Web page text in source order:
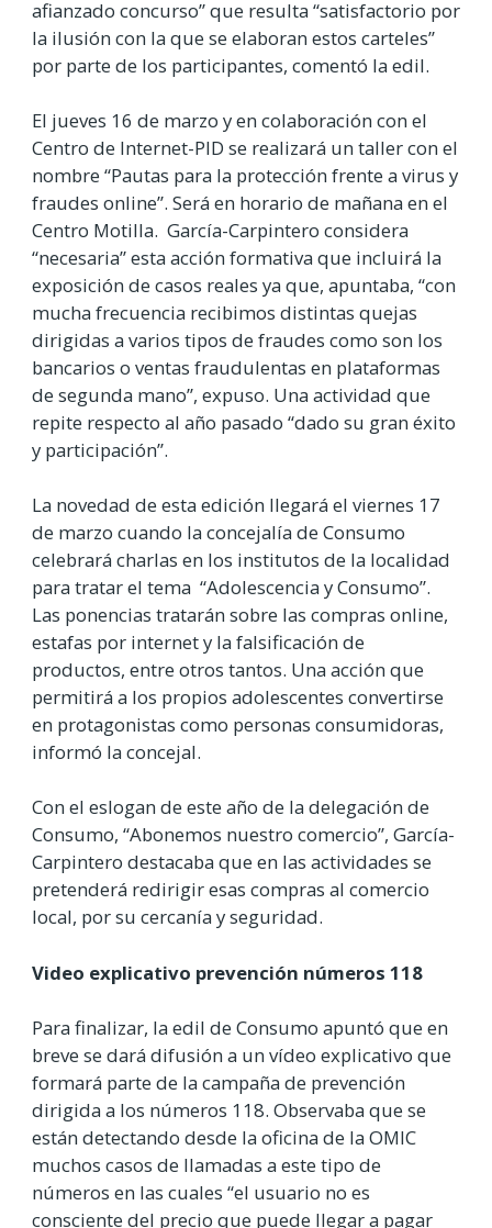
afianzado concurso” que resulta “satisfactorio por
la ilusión con la que se elaboran estos carteles”
por parte de los participantes, comentó la edil.
El jueves 16 de marzo y en colaboración con el
Centro de Internet-PID se realizará un taller con el
nombre “Pautas para la protección frente a virus y
fraudes online”. Será en horario de mañana en el
Centro Motilla. García-Carpintero considera
“necesaria” esta acción formativa que incluirá la
exposición de casos reales ya que, apuntaba, “con
mucha frecuencia recibimos distintas quejas
dirigidas a varios tipos de fraudes como son los
bancarios o ventas fraudulentas en plataformas
de segunda mano”, expuso. Una actividad que
repite respecto al año pasado “dado su gran éxito
y participación”.
La novedad de esta edición llegará el viernes 17
de marzo cuando la concejalía de Consumo
celebrará charlas en los institutos de la localidad
para tratar el tema “Adolescencia y Consumo”.
Las ponencias tratarán sobre las compras online,
estafas por internet y la falsificación de
productos, entre otros tantos. Una acción que
permitirá a los propios adolescentes convertirse
en protagonistas como personas consumidoras,
informó la concejal.
Con el eslogan de este año de la delegación de
Consumo, “Abonemos nuestro comercio”, García-
Carpintero destacaba que en las actividades se
pretenderá redirigir esas compras al comercio
local, por su cercanía y seguridad.
Video explicativo prevención números 118
Para finalizar, la edil de Consumo apuntó que en
breve se dará difusión a un vídeo explicativo que
formará parte de la campaña de prevención
dirigida a los números 118. Observaba que se
están detectando desde la oficina de la OMIC
muchos casos de llamadas a este tipo de
números en las cuales “el usuario no es
consciente del precio que puede llegar a pagar